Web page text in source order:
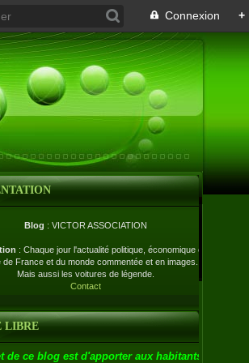
Connexion +
Blog : VICTOR ASSOCIATION
: Chaque jour l'actualité politique, économique et
de France et du monde commentée et en images.
Mais aussi les voitures de légende.
Contact
LIBRE
de ce blog est d'apporter aux habitants